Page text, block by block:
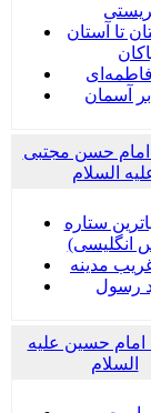
تا آستان
آسمان
حسن مجتبی
السلام
ستاره
انگلیسی)
مدینه
حسین علیه
السلام